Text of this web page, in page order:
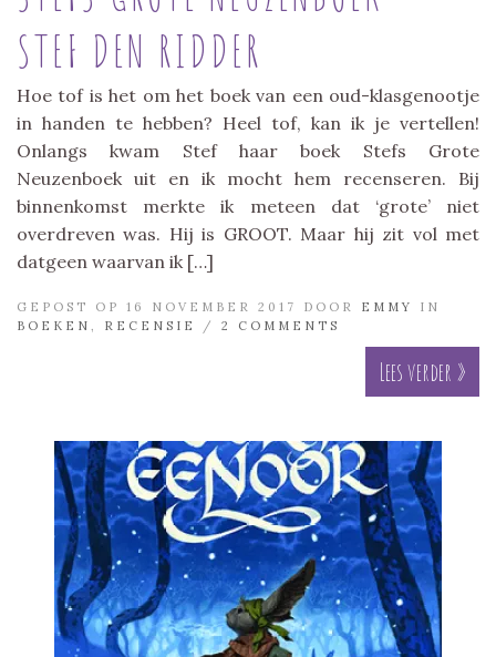
STEF DEN RIDDER
Hoe tof is het om het boek van een oud-klasgenootje
in handen te hebben? Heel tof, kan ik je vertellen!
Onlangs kwam Stef haar boek Stefs Grote
Neuzenboek uit en ik mocht hem recenseren. Bij
binnenkomst merkte ik meteen dat ‘grote’ niet
overdreven was. Hij is GROOT. Maar hij zit vol met
datgeen waarvan ik […]
GEPOST OP 16 NOVEMBER 2017 DOOR EMMY
IN
BOEKEN
RECENSIE / 2 COMMENTS
Lees verder »